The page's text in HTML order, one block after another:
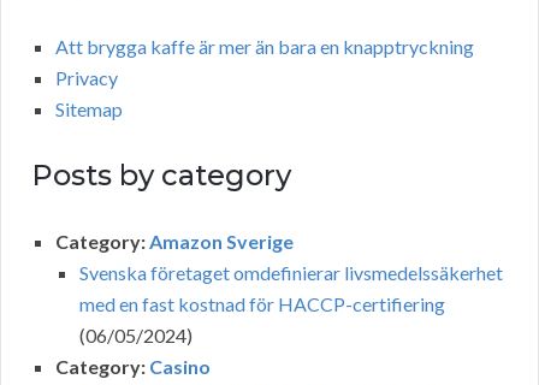
Att brygga kaffe är mer än bara en knapptryckning
Privacy
Sitemap
Posts by category
Category:Amazon Sverige
Svenska företaget omdefinierar livsmedelssäkerhet
med en fast kostnad för HACCP-certifiering
(06/05/2024)
Category: Casino